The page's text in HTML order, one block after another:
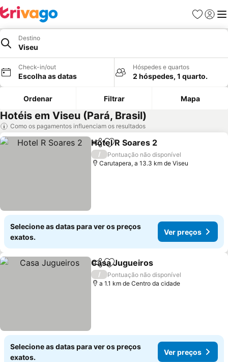
Favoritos
Iniciar
Destino
Viseu
Check-in/out
Escolha as datas
Hóspedes e quartos
2 hóspedes, 1 quarto.
Ordenar Filtrar Mapa
Hotéis em Viseu (Pará, Brasil)
Como os pagamentos influenciam os resultados
PartilharAdicionar aos favoritos
Hotel R Soares 2
/
Pontuação não disponível
Carutapera, a 13.3 km de Viseu
Selecione as datas para ver os preços
exatos.
Ver preços
PartilharAdicionar aos favoritos
Casa Jugueiros
/
Pontuação não disponível
a 1.1 km de Centro da cidade
Selecione as datas para ver os preços
exatos.
Ver preços